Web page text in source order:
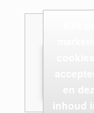
inhoud